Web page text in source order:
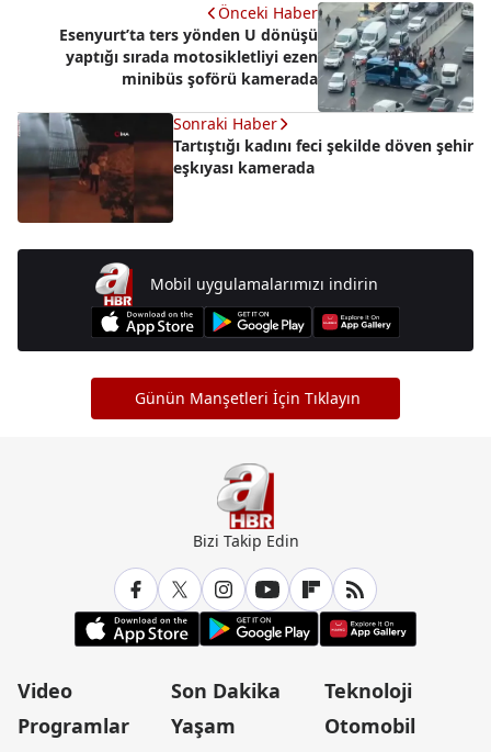
Önceki Haber
Esenyurt’ta ters yönden U dönüşü
yaptığı sırada motosikletliyi ezen
minibüs şoförü kamerada
Sonraki Haber
Tartıştığı kadını feci şekilde döven şehir
eşkıyası kamerada
Mobil uygulamalarımızı indirin
Günün Manşetleri İçin Tıklayın
Bizi Takip Edin
Video
Programlar
Son Dakika
Yaşam
Teknoloji
Otomobil